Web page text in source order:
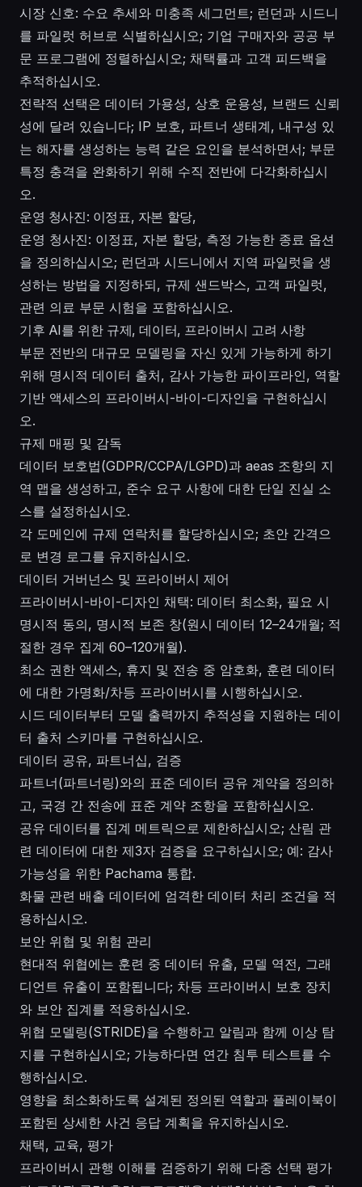
시장 신호: 수요 추세와 미충족 세그먼트; 런던과 시드니
를 파일럿 허브로 식별하십시오; 기업 구매자와 공공 부
문 프로그램에 정렬하십시오; 채택률과 고객 피드백을
추적하십시오.
전략적 선택은 데이터 가용성, 상호 운용성, 브랜드 신뢰
성에 달려 있습니다; IP 보호, 파트너 생태계, 내구성 있
는 해자를 생성하는 능력 같은 요인을 분석하면서; 부문
특정 충격을 완화하기 위해 수직 전반에 다각화하십시
오.
운영 청사진: 이정표, 자본 할당,
운영 청사진: 이정표, 자본 할당, 측정 가능한 종료 옵션
을 정의하십시오; 런던과 시드니에서 지역 파일럿을 생
성하는 방법을 지정하되, 규제 샌드박스, 고객 파일럿,
관련 의료 부문 시험을 포함하십시오.
기후 AI를 위한 규제, 데이터, 프라이버시 고려 사항
부문 전반의 대규모 모델링을 자신 있게 가능하게 하기
위해 명시적 데이터 출처, 감사 가능한 파이프라인, 역할
기반 액세스의 프라이버시-바이-디자인을 구현하십시
오.
규제 매핑 및 감독
데이터 보호법(GDPR/CCPA/LGPD)과 aeas 조항의 지
역 맵을 생성하고, 준수 요구 사항에 대한 단일 진실 소
스를 설정하십시오.
각 도메인에 규제 연락처를 할당하십시오; 초안 간격으
로 변경 로그를 유지하십시오.
데이터 거버넌스 및 프라이버시 제어
프라이버시-바이-디자인 채택: 데이터 최소화, 필요 시
명시적 동의, 명시적 보존 창(원시 데이터 12–24개월; 적
절한 경우 집계 60–120개월).
최소 권한 액세스, 휴지 및 전송 중 암호화, 훈련 데이터
에 대한 가명화/차등 프라이버시를 시행하십시오.
시드 데이터부터 모델 출력까지 추적성을 지원하는 데이
터 출처 스키마를 구현하십시오.
데이터 공유, 파트너십, 검증
파트너(파트너링)와의 표준 데이터 공유 계약을 정의하
고, 국경 간 전송에 표준 계약 조항을 포함하십시오.
공유 데이터를 집계 메트릭으로 제한하십시오; 산림 관
련 데이터에 대한 제3자 검증을 요구하십시오; 예: 감사
가능성을 위한 Pachama 통합.
화물 관련 배출 데이터에 엄격한 데이터 처리 조건을 적
용하십시오.
보안 위협 및 위험 관리
현대적 위협에는 훈련 중 데이터 유출, 모델 역전, 그래
디언트 유출이 포함됩니다; 차등 프라이버시 보호 장치
와 보안 집계를 적용하십시오.
위협 모델링(STRIDE)을 수행하고 알림과 함께 이상 탐
지를 구현하십시오; 가능하다면 연간 침투 테스트를 수
행하십시오.
영향을 최소화하도록 설계된 정의된 역할과 플레이북이
포함된 상세한 사건 응답 계획을 유지하십시오.
채택, 교육, 평가
프라이버시 관행 이해를 검증하기 위해 다중 선택 평가